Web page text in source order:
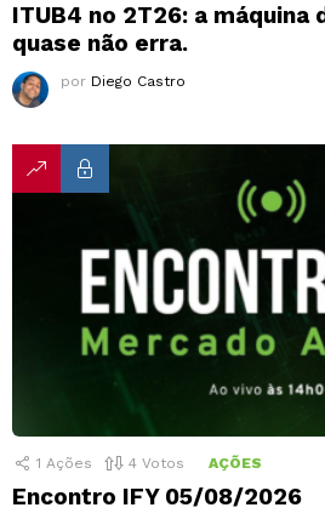
ITUB4 no 2T26: a máquina
quase não erra.
por Diego Castro
1 Ações 4 Votos AÇÕES
Encontro IFY 05/08/2026